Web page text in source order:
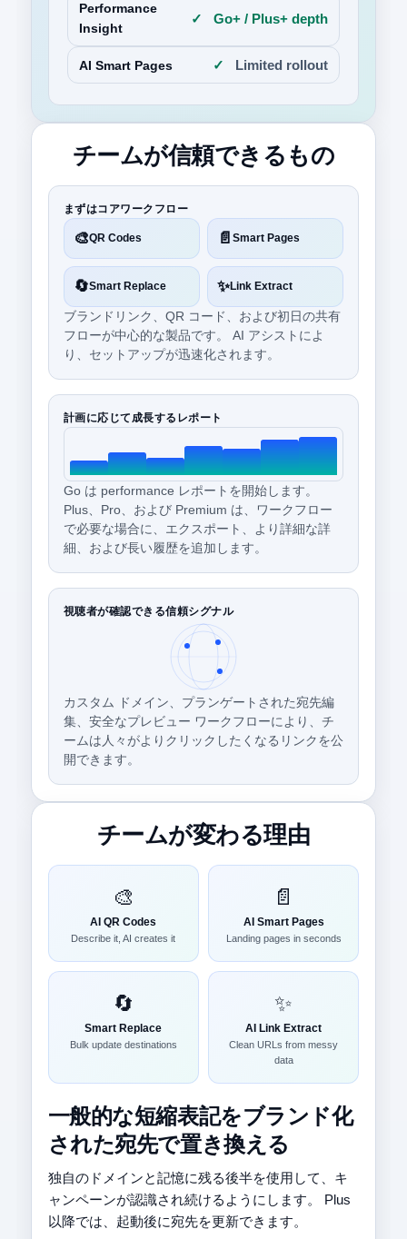
Performance
Insight
✓ Go+ / Plus+ depth
AI Smart Pages ✓ Limited rollout
チームが信頼できるもの
まずはコアワークフロー
🎨QR Codes 📄 Smart Pages
🔄Smart Replace ✨Link Extract
ブランドリンク、QR コード、および初日の共有
フローが中心的な製品です。 AI アシストによ
り、セットアップが迅速化されます。
計画に応じて成長するレポート
Go は performance レポートを開始します。
Plus、Pro、および Premium は、ワークフロー
で必要な場合に、エクスポート、より詳細な詳
細、および長い履歴を追加します。
視聴者が確認できる信頼シグナル
カスタム ドメイン、プランゲートされた宛先編
集、安全なプレビュー ワークフローにより、チ
ームは人々がよりクリックしたくなるリンクを公
開できます。
チームが変わる理由
🎨
AI QR Codes
Describe it, AI creates it
📄
AI Smart Pages
Landing pages in seconds
🔄
Smart Replace
Bulk update destinations
✨
AI Link Extract
Clean URLs from messy
data
一般的な短縮表記をブランド化
された宛先で置き換える
独自のドメインと記憶に残る後半を使用して、キ
ャンペーンが認識され続けるようにします。 Plus
以降では、起動後に宛先を更新できます。